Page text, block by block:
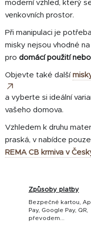
moderní vzhled, který
venkovních prostor.
Při manipulaci je
misky nejsou vhodné
pro domácí použití
Objevte také další
a vyberte si ideální
vašeho domova.
Vzhledem k druhu
praská, v nabídce
REMA CB krmiva v
Způsoby platby
Bezpečné kartou,
Pay, Google Pay, QR,
převodem...